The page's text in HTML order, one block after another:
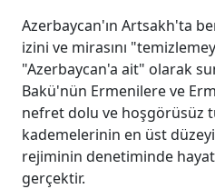
Azerbaycan'ın Artsakh'ta
izini ve mirasını
"Azerbaycan'a ait" olarak
Bakü'nün Ermenilere ve
nefret dolu ve hoşgörüsüz
kademelerinin en üst
rejiminin denetiminde
gerçektir.